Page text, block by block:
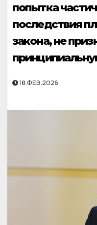
попытка
последствия
закона, не
18.ФЕВ.2026